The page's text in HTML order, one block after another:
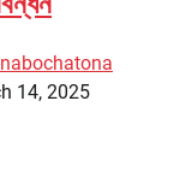
14, 2025